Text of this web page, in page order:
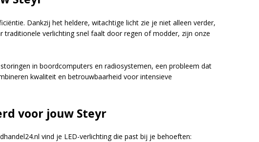
Dankzij het heldere, witachtige licht zie je niet alleen verder,
verlichting snel faalt door regen of modder, zijn onze
in boordcomputers en radiosystemen, een probleem dat
kwaliteit en betrouwbaarheid voor intensieve
voor jouw Steyr
vind je LED-verlichting die past bij je behoeften: